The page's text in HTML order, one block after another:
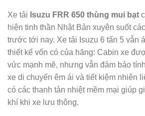
Xe tải Isuzu FRR 650 thùng mui bạt
hiện tinh thần Nhật Bản xuyên suốt
trước tới nay. Xe tải Isuzu 6 tấn 5 vẫn
thiết kế vốn có của hãng: Cabin xe
vức mạnh mẽ, nhưng vẫn đảm bảo
xe di chuyển êm ái và tiết kiệm nhiên
có các thanh tản nhiệt mềm mại giúp
khí khi xe lưu thông.